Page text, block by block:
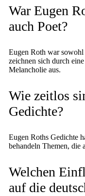
War Eugen
auch Poet?
Eugen Roth war sowohl
zeichnen sich durch
Melancholie aus.
Wie zeitlos
Gedichte?
Eugen Roths Gedichte
behandeln Themen, die
Welchen
auf die